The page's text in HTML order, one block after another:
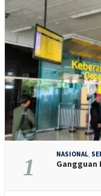
1 NASIONAL,
Gangguan